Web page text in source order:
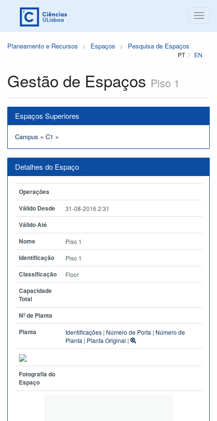
Planeamento e Recursos Espaços Pesquisa de Espaços
PT EN
Gestão de Espaços Piso 1
Espaços Superiores
Campus » C1 »
Detalhes do Espaço
Operações
Válido Desde
31-08-2016 2:31
Válido Até
Nome
Piso 1
Identificação Piso 1
Classificação Floor
Capacidade
Total
Nº de Planta
Planta
Identificações | Número de Porta | Número de
Planta | Planta Original |
Fotografia do
Espaço